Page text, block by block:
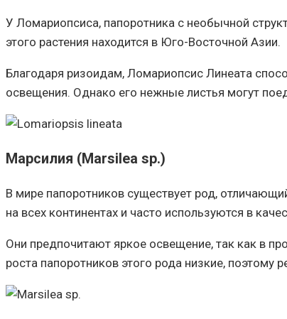
У Ломариопсиса, папоротника с необычной
этого растения находится в Юго-Восточной Азии.
Благодаря ризоидам, Ломариопсис Линеата
освещения. Однако его нежные листья могут
Марсилия (Marsilea sp.)
В мире папоротников существует род,
на всех континентах и часто используются в
Они предпочитают яркое освещение, так как в
роста папоротников этого рода низкие, поэтому